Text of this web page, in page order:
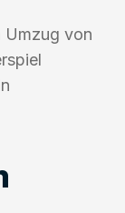
Umzug von